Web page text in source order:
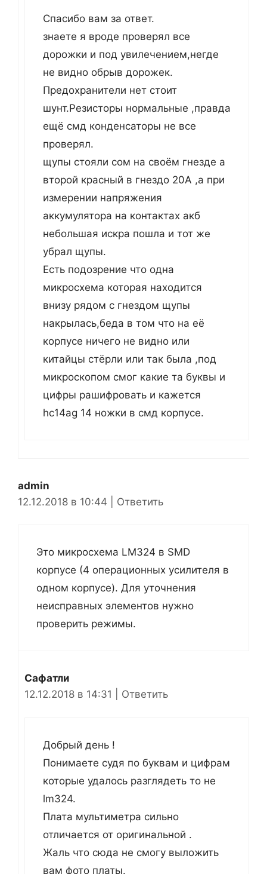
Спасибо вам за ответ.
знаете я вроде проверял все
дорожки и под увилечением,негде
не видно обрыв дорожек.
Предохранители нет стоит
шунт.Резисторы нормальные ,правда
ещё смд конденсаторы не все
проверял.
щупы стояли сом на своём гнезде а
второй красный в гнездо 20А ,а при
измерении напряжения
аккумулятора на контактах акб
небольшая искра пошла и тот же
убрал щупы.
Есть подозрение что одна
микросхема которая находится
внизу рядом с гнездом щупы
накрылась,беда в том что на её
корпусе ничего не видно или
китайцы стёрли или так была ,под
микроскопом смог какие та буквы и
цифры рашифровать и кажется
hc14ag 14 ножки в смд корпусе.
admin
12.12.2018 в 10:44
Ответить
Это микросхема LM324 в SMD
корпусе (4 операционных усилителя в
одном корпусе). Для уточнения
неисправных элементов нужно
проверить режимы.
Сафатли
12.12.2018 в 14:31
Ответить
Добрый день !
Понимаете судя по буквам и цифрам
которые удалось разглядеть то не
lm324.
Плата мультиметра сильно
отличается от оригинальной .
Жаль что сюда не смогу выложить
вам фото платы.